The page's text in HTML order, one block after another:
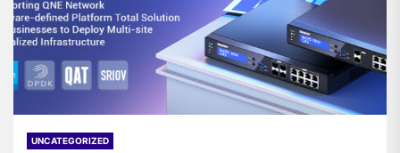
UNCATEGORIZED